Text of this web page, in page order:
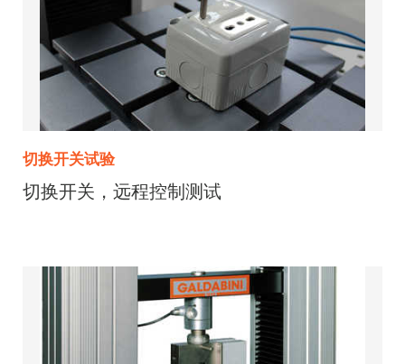
切换开关试验
切换开关，远程控制测试